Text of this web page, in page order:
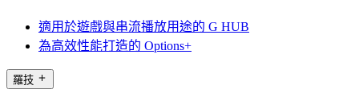
適用於遊戲與串流播放用途的 G HUB
為高效性能打造的 Options+
羅技